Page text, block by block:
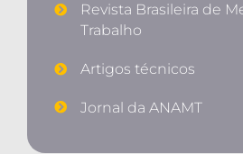
Revista Brasileira de
Trabalho
Artigos técnicos
Jornal da ANAMT